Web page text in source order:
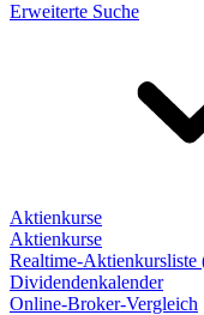
Erweiterte Suche
Aktienkurse
Aktienkurse
Realtime-
Dividendenkalender
Online-Broker-Vergleich